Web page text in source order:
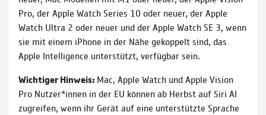
Pro, der Apple Watch Series 10 oder neuer, der Apple
Watch Ultra 2 oder neuer und der Apple Watch SE 3, wenn
sie mit einem iPhone in der Nähe gekoppelt sind, das
Apple Intelligence unterstützt, verfügbar sein.
Wichtiger Hinweis: Mac, Apple Watch und Apple Vision
Pro Nutzer*innen in der EU können ab Herbst auf Siri AI
zugreifen, wenn ihr Gerät auf eine unterstützte Sprache